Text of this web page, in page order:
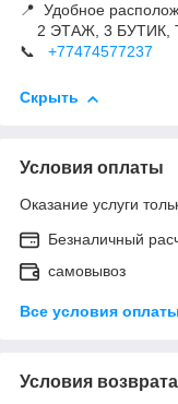
📍 Удобное
2 ЭТАЖ, 3 БУТИК,
📞
+77474577237
Скрыть
Условия оплаты
Оказание услуги
Безналичный
самовывоз
Все условия оплаты
Условия возврата